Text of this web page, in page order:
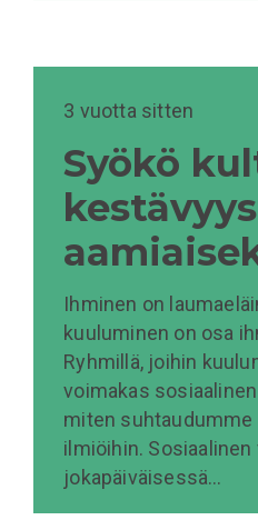
3 vuotta sitten
Syökö
Ihminen on
kuuluminen on osa
Ryhmillä, joihin
voimakas
miten suhtaudumme
ilmiöihin.
jokapäiväisessä…